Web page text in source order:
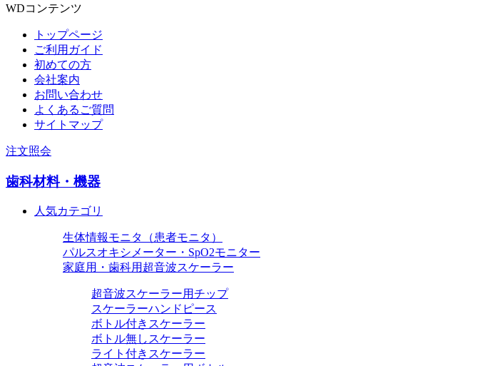
WDコンテンツ
トップページ
ご利用ガイド
初めての方
会社案内
お問い合わせ
よくあるご質問
サイトマップ
注文照会
歯科材料・機器
人気カテゴリ
生体情報モニタ（患者モニタ）
パルスオキシメーター・SpO2モニター
家庭用・歯科用超音波スケーラー
超音波スケーラー用チップ
スケーラーハンドピース
ボトル付きスケーラー
ボトル無しスケーラー
ライト付きスケーラー